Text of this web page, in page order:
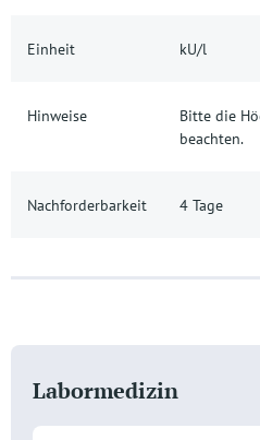
Labormedizin
Einheit kU/l
Hinweise
Bitte die
beachten.
Nachforderbarkeit 4 Tage